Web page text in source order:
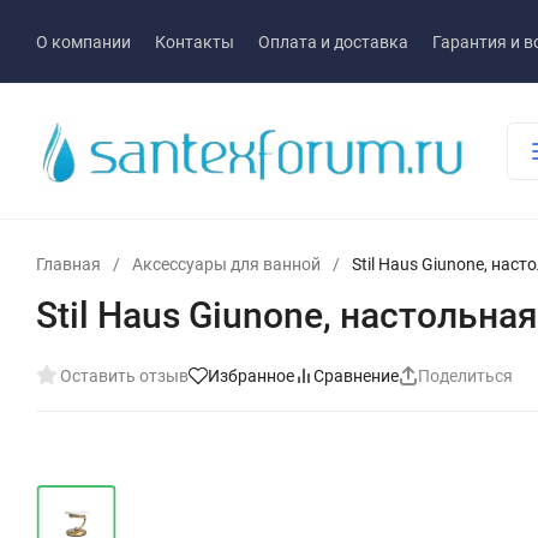
О компании Контакты Оплата и доставка Гарантия и
Главная / Аксессуары для ванной / Stil Haus Giunone,
Stil Haus Giunone,
Оставить отзыв Избранное Сравнение Поделиться